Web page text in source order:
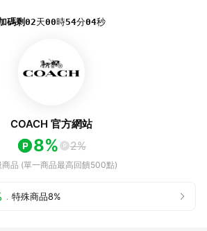
碼剩02天00時54分04秒
COACH 官方網站
8% 2%
商品 (單一商品最高回饋500點)
． 特殊商品8%